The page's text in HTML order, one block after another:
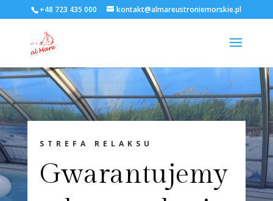
+48 723 435 000 kontakt@almareustroniemorskie.pl
STREFA RELAKSU
Gwarantujemy